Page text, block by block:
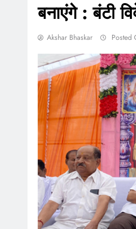
बनाएंगे : बंटी
Akshar Bhaskar Posted